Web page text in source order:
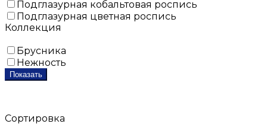
Подглазурная кобальтовая роспись
Подглазурная цветная роспись
Коллекция
Брусника
Нежность
Показать
Сортировка